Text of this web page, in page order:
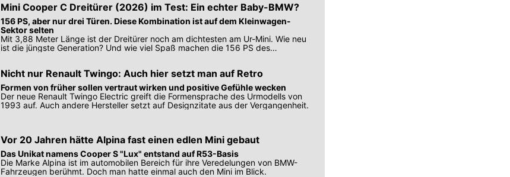
Mini Cooper C Dreitürer (2026) im Test: Ein echter Baby-BMW?
156 PS, aber nur drei Türen. Diese Kombination ist auf dem Kleinwagen-
Sektor selten
Mit 3,88 Meter Länge ist der Dreitürer noch am dichtesten am Ur-Mini. Wie neu
ist die jüngste Generation? Und wie viel Spaß machen die 156 PS des
Nicht nur Renault Twingo: Auch hier setzt man auf Retro
Formen von früher sollen vertraut wirken und positive Gefühle wecken
Der neue Renault Twingo Electric greift die Formensprache des Urmodells von
1993 auf. Auch andere Hersteller setzt auf Designzitate aus der Vergangenheit.
Vor 20 Jahren hätte Alpina fast einen edlen Mini gebaut
Das Unikat namens Cooper S "Lux" entstand auf R53-Basis
Die Marke Alpina ist im automobilen Bereich für ihre Veredelungen von BMW-
Fahrzeugen berühmt. Doch man hatte einmal auch den Mini im Blick.